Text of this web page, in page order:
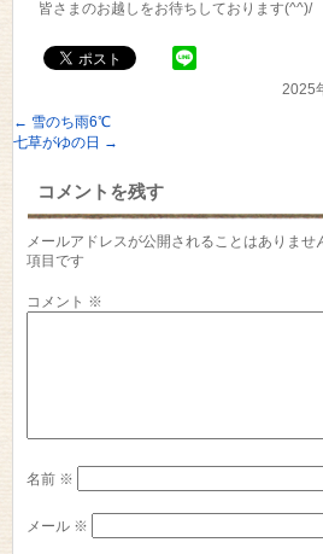
皆さまのお越しをお待ちしております(^^)/
2025
← 雪のち雨6℃
七草がゆの日 →
コメントを残す
メールアドレスが公開されることはありませ
項目です
コメント ※
名前 ※
メール ※